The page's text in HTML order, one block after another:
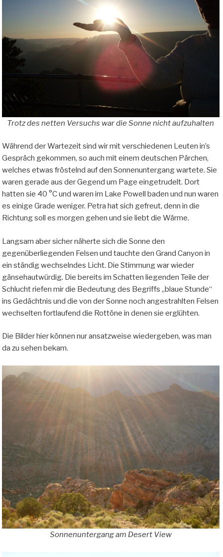
Trotz des netten Versuchs war die Sonne nicht aufzuhalten
Während der Wartezeit sind wir mit verschiedenen Leuten in’s
Gespräch gekommen, so auch mit einem deutschen Pärchen,
welches etwas fröstelnd auf den Sonnenuntergang wartete. Sie
waren gerade aus der Gegend um Page eingetrudelt. Dort
hatten sie 40 °C und waren im Lake Powell baden und nun waren
es einige Grade weniger. Petra hat sich gefreut, denn in die
Richtung soll es morgen gehen und sie liebt die Wärme.
Langsam aber sicher näherte sich die Sonne den
gegenüberliegenden Felsen und tauchte den Grand Canyon in
ein ständig wechselndes Licht. Die Stimmung war wieder
gänsehautwürdig. Die bereits im Schatten liegenden Teile der
Schlucht riefen mir die Bedeutung des Begriffs „blaue Stunde“
ins Gedächtnis und die von der Sonne noch angestrahlten Felsen
wechselten fortlaufend die Rottöne in denen sie erglühten.
Die Bilder hier können nur ansatzweise wiedergeben, was man
da zu sehen bekam.
Sonnenuntergang am Desert View